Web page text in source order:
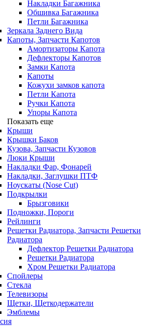
Накладки Багажника
Обшивка Багажника
Петли Багажника
Зеркала Заднего Вида
Капоты, Запчасти Капотов
Амортизаторы Капота
Дефлекторы Капотов
Замки Капота
Капоты
Кожухи замков капота
Петли Капота
Ручки Капота
Упоры Капота
Показать еще
Крыши
Крышки Баков
Кузова, Запчасти Кузовов
Люки Крыши
Накладки Фар, Фонарей
Накладки, Заглушки ПТФ
Ноускаты (Nose Cut)
Подкрылки
Брызговики
Подножки, Пороги
Рейлинги
Решетки Радиатора, Запчасти Решетки
Радиатора
Дефлектор Решетки Радиатора
Решетки Радиатора
Хром Решетки Радиатора
Спойлеры
Стекла
Телевизоры
Щетки, Щеткодержатели
Эмблемы